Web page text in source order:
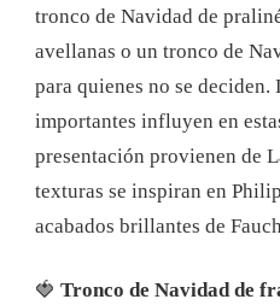
tronco de Navidad de
avellanas o un tronco de
para quienes no se deciden.
importantes influyen en
presentación provienen de
texturas se inspiran en
acabados brillantes de
🍓 Tronco de Navidad de